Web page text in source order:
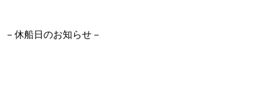
－休船日のお知らせ－